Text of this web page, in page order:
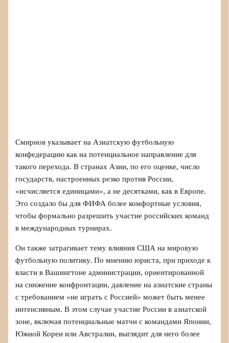
Смирнов указывает на Азиатскую футбольную
конфедерацию как на потенциальное направление для
такого перехода. В странах Азии, по его оценке, число
государств, настроенных резко против России,
«исчисляется единицами», а не десятками, как в Европе.
Это создало бы для ФИФА более комфортные условия,
чтобы формально разрешить участие российских команд
в международных турнирах.
Он также затрагивает тему влияния США на мировую
футбольную политику. По мнению юриста, при приходе к
власти в Вашингтоне администрации, ориентированной
на снижение конфронтации, давление на азиатские страны
с требованием «не играть с Россией» может быть менее
интенсивным. В этом случае участие России в азиатской
зоне, включая потенциальные матчи с командами Японии,
Южной Кореи или Австралии, выглядит для него более